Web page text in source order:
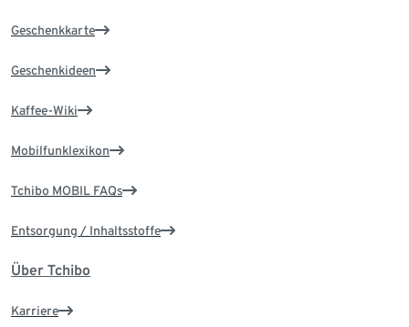
Geschenkkarte
Geschenkideen
Kaffee-Wiki
Mobilfunklexikon
Tchibo MOBIL FAQs
Entsorgung / Inhaltsstoffe
Über Tchibo
Karriere